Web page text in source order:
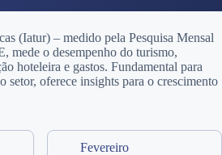
(Iatur) – medido pela Pesquisa Mensal
mede o desempenho do turismo,
hoteleira e gastos. Fundamental para
setor, oferece insights para o crescimento
Fevereiro